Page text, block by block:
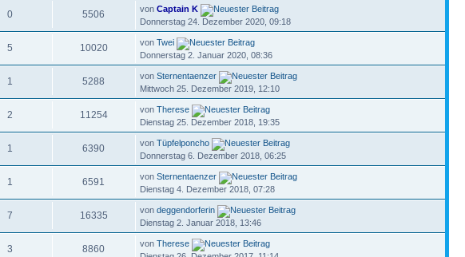
0 5506 vonCaptain K
Donnerstag 24. Dezember 2020, 09:18
5 10020 vonTwei
Donnerstag 2. Januar 2020, 08:36
1 5288 vonSternentaenzer
Mittwoch 25. Dezember 2019, 12:10
2 11254 vonTherese
Dienstag 25. Dezember 2018, 19:35
1 6390 vonTüpfelponcho
Donnerstag 6. Dezember 2018, 06:25
1 6591 vonSternentaenzer
Dienstag 4. Dezember 2018, 07:28
7 16335 vondeggendorferin
Dienstag 2. Januar 2018, 13:46
3 8860 vonTherese